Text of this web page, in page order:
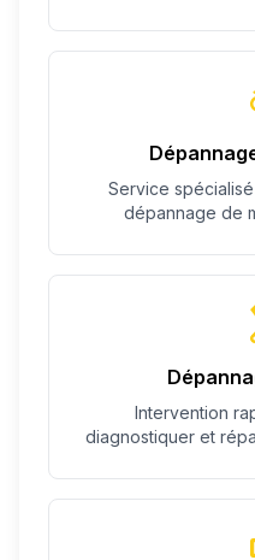
Service
dépannage de
Intervention
diagnostiquer et